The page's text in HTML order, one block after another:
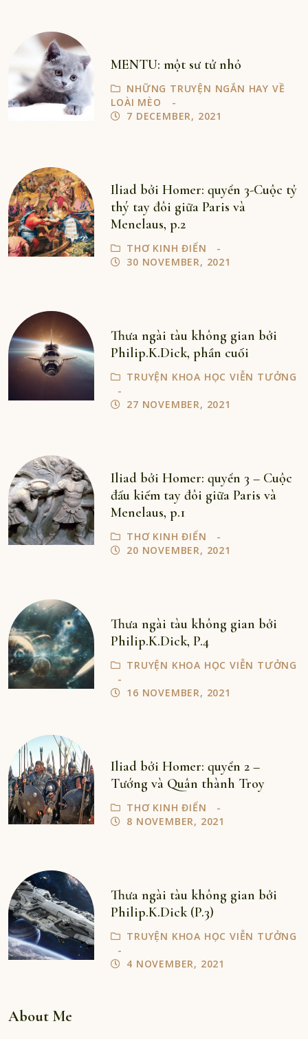
MENTU: một sư tử nhỏ
NHỮNG TRUYỆN NGẮN HAY VỀ
LOÀI MÈO
7 DECEMBER, 2021
Iliad bởi Homer: quyển 3-Cuộc tỷ
thý tay đôi giữa Paris và
Menelaus, p.2
THƠ KINH ĐIỂN
30 NOVEMBER, 2021
Thưa ngài tàu không gian bởi
Philip.K.Dick, phần cuối
TRUYỆN KHOA HỌC VIỄN TƯỞNG
27 NOVEMBER, 2021
Iliad bởi Homer: quyển 3 – Cuộc
đấu kiếm tay đôi giữa Paris và
Menelaus, p.1
THƠ KINH ĐIỂN
20 NOVEMBER, 2021
Thưa ngài tàu không gian bởi
Philip.K.Dick, P.4
TRUYỆN KHOA HỌC VIỄN TƯỞNG
16 NOVEMBER, 2021
Iliad bởi Homer: quyển 2 –
Tướng và Quân thành Troy
THƠ KINH ĐIỂN
8 NOVEMBER, 2021
Thưa ngài tàu không gian bởi
Philip.K.Dick (P.3)
TRUYỆN KHOA HỌC VIỄN TƯỞNG
4 NOVEMBER, 2021
About Me